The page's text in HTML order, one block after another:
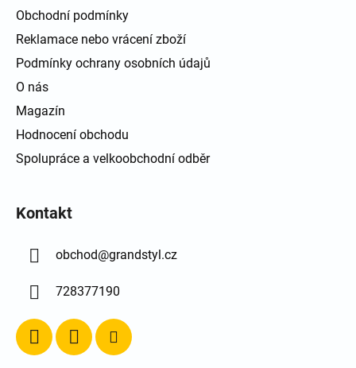
Obchodní podmínky
Reklamace nebo vrácení zboží
Podmínky ochrany osobních údajů
O nás
Magazín
Hodnocení obchodu
Spolupráce a velkoobchodní odběr
Kontakt
obchod@grandstyl.cz
728377190